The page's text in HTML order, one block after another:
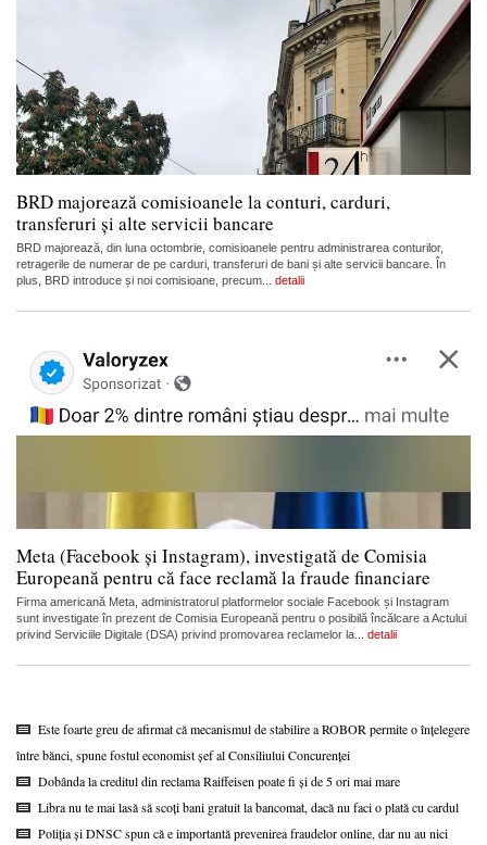
BRD majorează comisioanele la conturi, carduri,
transferuri și alte servicii bancare
BRD majorează, din luna octombrie, comisioanele pentru administrarea conturilor,
retragerile de numerar de pe carduri, transferuri de bani și alte servicii bancare. În
plus, BRD introduce și noi comisioane, precum... detalii
Meta (Facebook și Instagram), investigată de Comisia
Europeană pentru că face reclamă la fraude financiare
Firma americană Meta, administratorul platformelor sociale Facebook și Instagram
sunt investigate în prezent de Comisia Europeană pentru o posibilă încălcare a Actului
privind Serviciile Digitale (DSA) privind promovarea reclamelor la... detalii
Este foarte greu de afirmat că mecanismul de stabilire a ROBOR permite o înțelegere
între bănci, spune fostul economist șef al Consiliului Concurenței
Dobânda la creditul din reclama Raiffeisen poate fi și de 5 ori mai mare
Libra nu te mai lasă să scoți bani gratuit la bancomat, dacă nu faci o plată cu cardul
Poliția și DNSC spun că e importantă prevenirea fraudelor online, dar nu au nici